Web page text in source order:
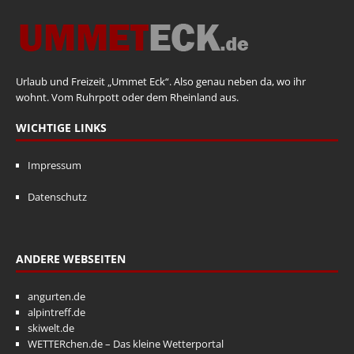
Urlaub und Freizeit „Ummet Eck“. Also genau neben da, wo ihr
wohnt. Vom Ruhrpott oder dem Rheinland aus.
WICHTIGE LINKS
Impressum
Datenschutz
ANDERE WEBSEITEN
angurten.de
alpintreff.de
skiwelt.de
WETTERchen.de – Das kleine Wetterportal